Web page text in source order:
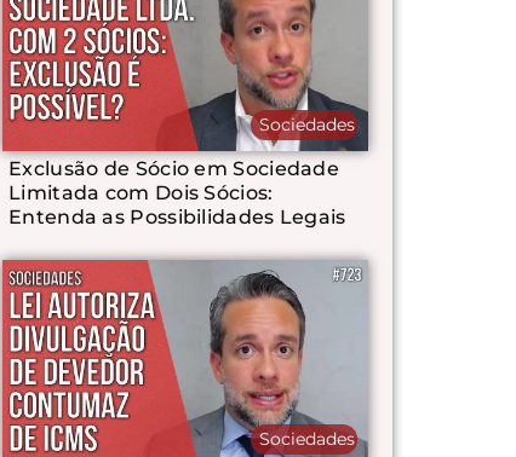
Sociedades
Exclusão de Sócio em Sociedade
Limitada com Dois Sócios:
Entenda as Possibilidades Legais
Sociedades